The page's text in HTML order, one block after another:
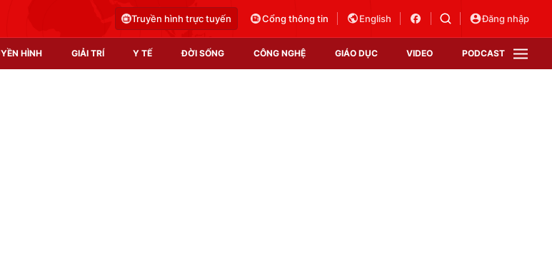
Truyền hình trực tuyến Cổng thông tin English Đăng nhập
HÌNH GIẢI TRÍ Y TẾ ĐỜI SỐNG CÔNG NGHỆ GIÁO DỤC VIDEO PODCAST